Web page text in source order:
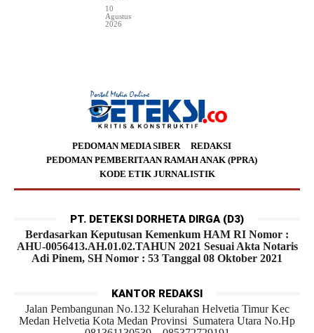
10
Agustus
2026
PEDOMAN MEDIA SIBER
REDAKSI
PEDOMAN PEMBERITAAN RAMAH ANAK (PPRA)
KODE ETIK JURNALISTIK
PT. DETEKSI DORHETA DIRGA (D3)
Berdasarkan Keputusan Kemenkum HAM RI Nomor :
AHU-0056413.AH.01.02.TAHUN 2021 Sesuai Akta Notaris
Adi Pinem, SH Nomor : 53 Tanggal 08 Oktober 2021
KANTOR REDAKSI
Jalan Pembangunan No.132 Kelurahan Helvetia Timur Kec
Medan Helvetia Kota Medan Provinsi Sumatera Utara No.Hp